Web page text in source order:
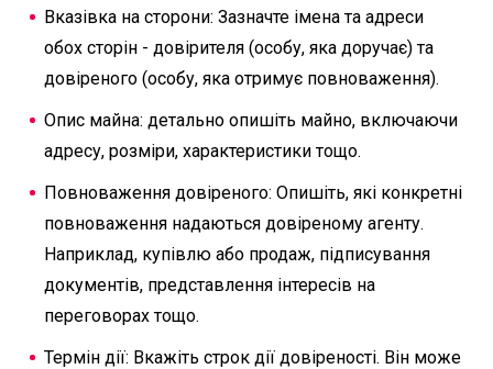
Вказівка на сторони: Зазначте імена та адреси
обох сторін - довірителя (особу, яка доручає) та
довіреного (особу, яка отримує повноваження).
Опис майна: детально опишіть майно, включаючи
адресу, розміри, характеристики тощо.
Повноваження довіреного: Опишіть, які конкретні
повноваження надаються довіреному агенту.
Наприклад, купівлю або продаж, підписування
документів, представлення інтересів на
переговорах тощо.
Термін дії: Вкажіть строк дії довіреності. Він може